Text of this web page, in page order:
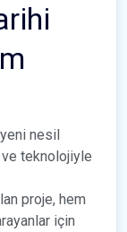
nesil
teknolojiyle
proje, hem
için